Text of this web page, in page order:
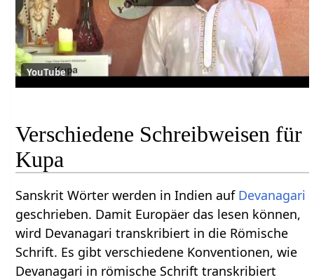
YouTube
Verschiedene Schreibweisen für
Kupa
Sanskrit Wörter werden in Indien auf Devanagari
geschrieben. Damit Europäer das lesen können,
wird Devanagari transkribiert in die Römische
Schrift. Es gibt verschiedene Konventionen, wie
Devanagari in römische Schrift transkribiert